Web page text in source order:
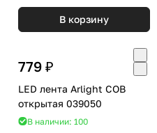
В корзину
779 ₽
LED лента Arlight COB
открытая 039050
В наличии: 100